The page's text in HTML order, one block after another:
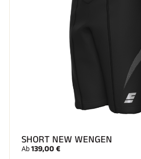
SKILANGLAUF
SHORT NEW WENGEN
Ab139,00 €